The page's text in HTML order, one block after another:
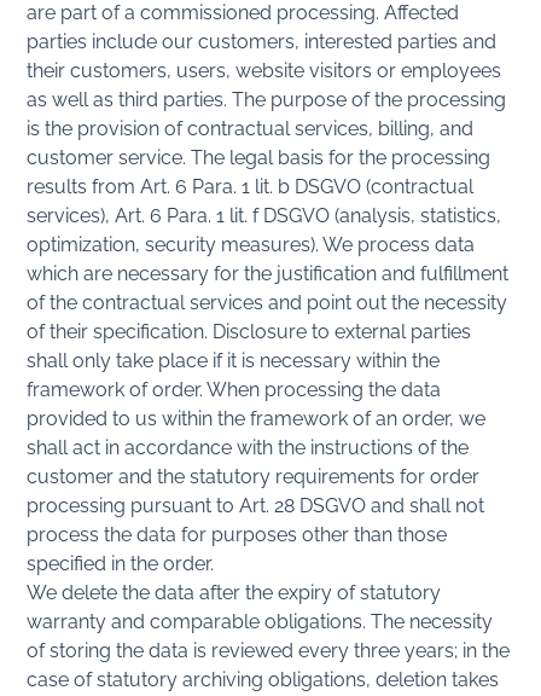
are part of a commissioned processing. Affected
parties include our customers, interested parties and
their customers, users, website visitors or employees
as well as third parties. The purpose of the processing
is the provision of contractual services, billing, and
customer service. The legal basis for the processing
results from Art. 6 Para. 1 lit. b DSGVO (contractual
services), Art. 6 Para. 1 lit. f DSGVO (analysis, statistics,
optimization, security measures). We process data
which are necessary for the justification and fulfillment
of the contractual services and point out the necessity
of their specification. Disclosure to external parties
shall only take place if it is necessary within the
framework of order. When processing the data
provided to us within the framework of an order, we
shall act in accordance with the instructions of the
customer and the statutory requirements for order
processing pursuant to Art. 28 DSGVO and shall not
process the data for purposes other than those
specified in the order.
We delete the data after the expiry of statutory
warranty and comparable obligations. The necessity
of storing the data is reviewed every three years; in the
case of statutory archiving obligations, deletion takes